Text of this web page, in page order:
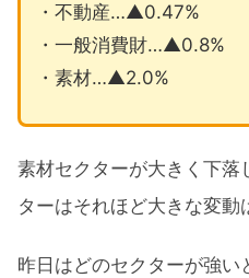
・不動産…▲0.47%
・一般消費財…▲0.8%
・素材…▲2.0%
素材セクターが大きく下落
ターはそれほど大きな変動
昨日はどのセクターが強